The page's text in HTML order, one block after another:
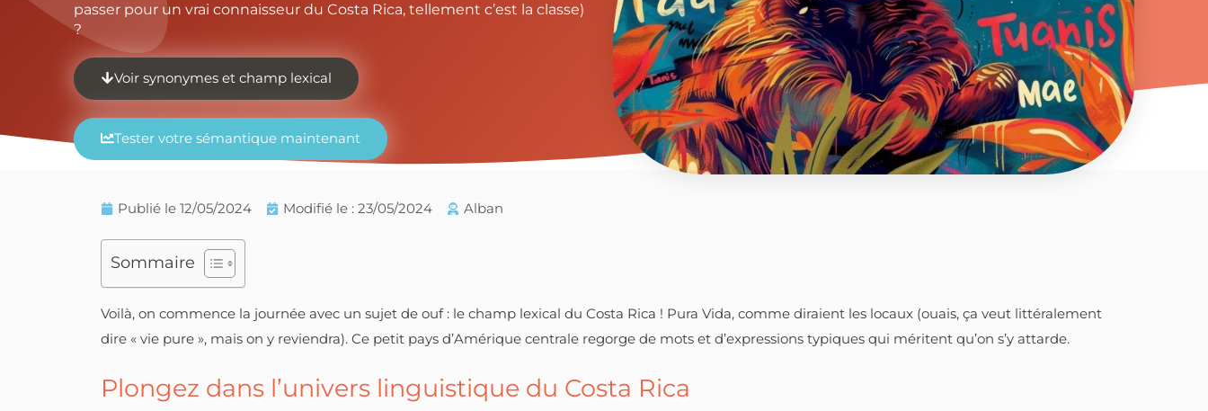
passer pour un vrai connaisseur du Costa Rica, tellement c’est la classe)
?
Voir synonymes et champ lexical
Tester votre sémantique maintenant
Publié le 12/05/2024 Modifié le : 23/05/2024 Alban
Sommaire
Voilà, on commence la journée avec un sujet de ouf : le champ lexical du Costa Rica ! Pura Vida, comme diraient les locaux (ouais, ça veut littéralement
dire « vie pure », mais on y reviendra). Ce petit pays d’Amérique centrale regorge de mots et d’expressions typiques qui méritent qu’on s’y attarde.
Plongez dans l’univers linguistique du Costa Rica